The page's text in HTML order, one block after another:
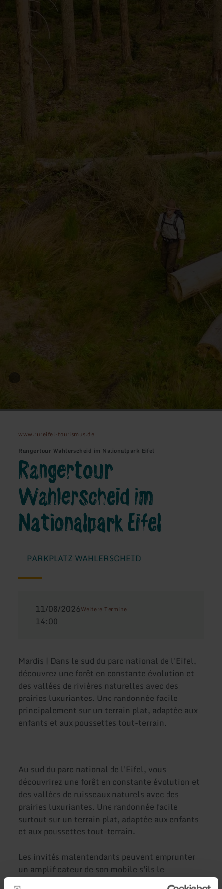
www.rureifel-tourismus.de
Rangertour Wahlerscheid im Nationalpark Eifel
Rangertour
Wahlerscheid im
Nationalpark Eifel
PARKPLATZ WAHLERSCHEID
11/08/2026Weitere Termine
14:00
Mardis | Dans le sud du parc national de l'Eifel,
découvrez une forêt en constante évolution et
des vallées de rivières naturelles avec des
prairies luxuriantes. Une randonnée facile
principalement sur un terrain plat, adaptée aux
enfants et aux poussettes tout-terrain.
Au sud du parc national de l'Eifel, vous
découvrirez une forêt en constante évolution et
des vallées de ruisseaux naturels avec des
prairies luxuriantes. Une randonnée facile
surtout sur un terrain plat, adaptée aux enfants
et aux poussettes tout-terrain.
Les invités malentendants peuvent emprunter
un amplificateur de son mobile s'ils le
demandent à l'avance. Nous demandons que les